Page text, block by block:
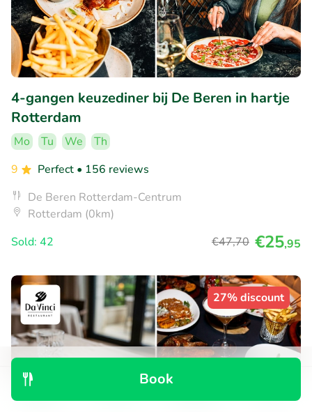
Book
4-gangen keuzediner bij De Beren in hartje
Rotterdam
Mo Tu We
Th
9
Perfect • 156 reviews
De Beren Rotterdam-Centrum
Rotterdam (0km)
Sold: 42
€47,70 €25,95
27% discount